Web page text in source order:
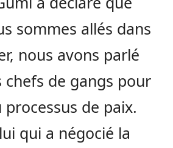
sommes allés dans
nous avons parlé
chefs de gangs pour
de paix.
qui a négocié la